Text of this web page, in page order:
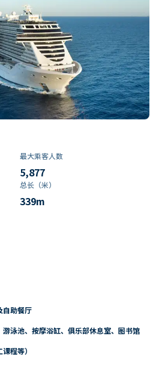
最大乘客人数
5,877
总长（米）
339m
自助餐厅
泳池、按摩浴缸、俱乐部休息室、图书馆
程等）